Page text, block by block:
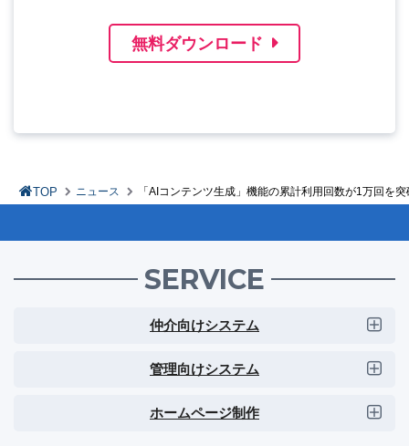
無料ダウンロード
TOP ニュース 「AIコンテンツ生成」機能の累計利用回数が1万回を
SERVICE
仲介向けシステム
管理向けシステム
ホームページ制作